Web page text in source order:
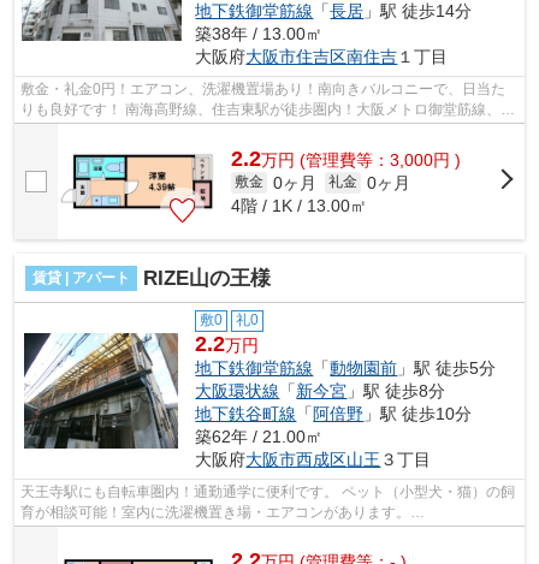
地下鉄御堂筋線 「長居 」駅 徒歩14分
築38年 / 13.00㎡
大阪府大阪市住吉区南住吉 １丁目
敷金・礼金0円！エアコン、洗濯機置場あり！南向きバルコニーで、日当た
りも良好です！ 南海高野線、住吉東駅が徒歩圏内！大阪メトロ御堂筋線、JR
2.2万円 (管理費等：3,000円 )
敷金 0ヶ月 礼金 0ヶ月
4階 / 1K / 13.00㎡
賃貸 | アパート RIZE山の王様
敷0 礼0
2.2万円
地下鉄御堂筋線 「動物園前 」駅 徒歩5分
大阪環状線 「新今宮 」駅 徒歩8分
地下鉄谷町線 「 阿倍野 」駅 徒歩10分
築62年 / 21.00㎡
大阪府大阪市西成区山王 ３丁目
天王寺駅にも自転車圏内！通勤通学に便利です。 ペット（小型犬・猫）の飼
育が相談可能！室内に洗濯機置き場・エアコンがあります。
■□■□■□■□■□■□■□■□■□■□■□■□■□■□■□■□■□■□■□■□ ご覧...